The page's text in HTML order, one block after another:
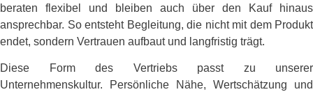
beraten flexibel und bleiben auch über den Kauf hinaus
ansprechbar. So entsteht Begleitung, die nicht mit dem Produkt
endet, sondern Vertrauen aufbaut und langfristig trägt.
Diese Form des Vertriebs passt zu unserer
Unternehmenskultur. Persönliche Nähe, Wertschätzung und